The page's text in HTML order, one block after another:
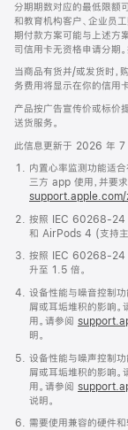
分期期数对应的最低限额
和教育机构客户、企业
期付款方案可能与上述方
司信用卡无资格申请分期
当商品有货并/或发货时，
务费用将显示在你的信用
产品按广告宣传价或标价
送货服务。
此信息更新于 2026 年 7
内置心率监测功能适
三方 app 使用，并要
按照 IEC 60268-24
和 AirPods 4 (支持主
按照 IEC 60268-24
升至 1.5 倍。
设备性能与噪音控制
屑或耳垢堆积的影响。
用。请参阅
明。
设备性能与噪声控制
屑或耳垢堆积的影响。
用。请参阅
说明。
需要使用兼容的硬件